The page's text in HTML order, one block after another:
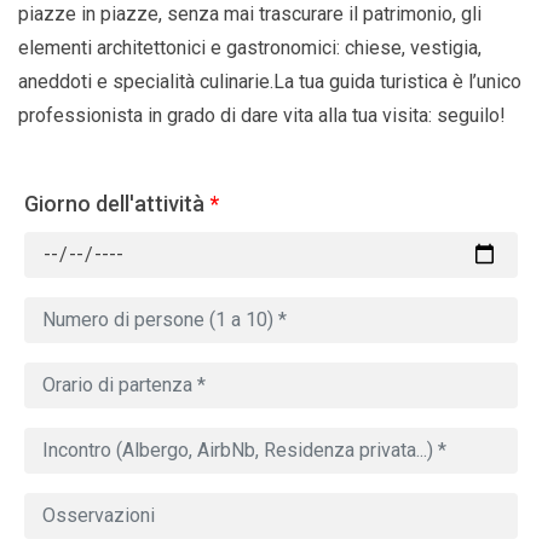
piazze in piazze, senza mai trascurare il patrimonio, gli
elementi architettonici e gastronomici: chiese, vestigia,
aneddoti e specialità culinarie.La tua guida turistica è l’unico
professionista in grado di dare vita alla tua visita: seguilo!
Giorno dell'attività *